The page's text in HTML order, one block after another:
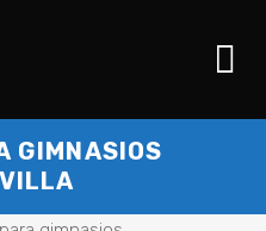
GIMNASIOS